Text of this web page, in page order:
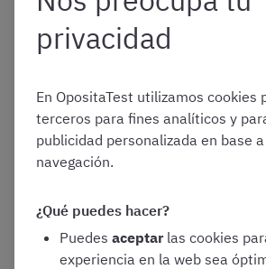
Cómo aplicar
estudio de unaoposición
las demástécnicas de estudio de
por qué ser válida para todas las
privacidad
En OpositaTest utilizamos cookies
terceros para fines analíticos y
publicidad personalizada en base
navegación.
¿Qué puedes hacer?
Puedes aceptar las cookies
experiencia en la web sea